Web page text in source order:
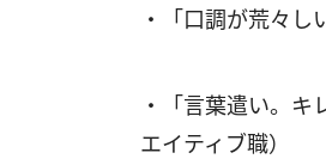
・「口調が荒々し
・「言葉遣い。
エイティブ職）